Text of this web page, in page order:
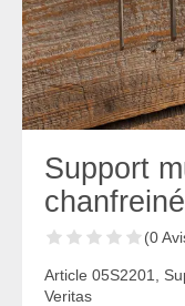
Support
(0
Article 05S2201,
Veritas